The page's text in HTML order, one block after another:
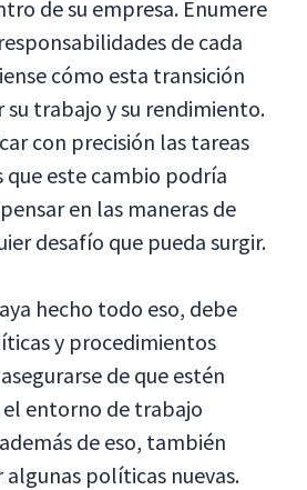
de su empresa. Enumere
de cada
cómo esta transición
trabajo y su rendimiento.
con precisión las tareas
que este cambio podría
en las maneras de
desafío que pueda surgir.
hecho todo eso, debe
y procedimientos
de que estén
entorno de trabajo
de eso, también
algunas políticas nuevas.